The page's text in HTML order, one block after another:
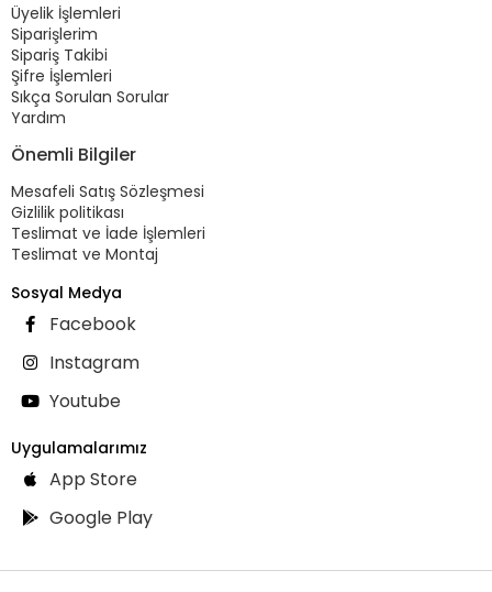
Üyelik İşlemleri
Siparişlerim
Sipariş Takibi
Şifre İşlemleri
Sıkça Sorulan Sorular
Yardım
Önemli Bilgiler
Mesafeli Satış Sözleşmesi
Gizlilik politikası
Teslimat ve İade İşlemleri
Teslimat ve Montaj
Sosyal Medya
Facebook
Instagram
Youtube
Uygulamalarımız
App Store
Google Play